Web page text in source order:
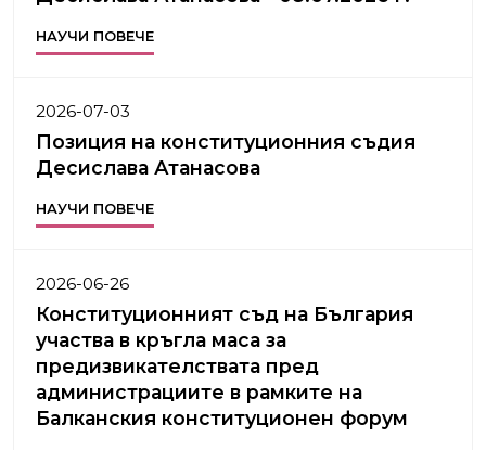
НАУЧИ ПОВЕЧЕ
2026-07-03
Позиция на конституционния съдия
Десислава Атанасова
НАУЧИ ПОВЕЧЕ
2026-06-26
Конституционният съд на България
участва в кръгла маса за
предизвикателствата пред
администрациите в рамките на
Балканския конституционен форум